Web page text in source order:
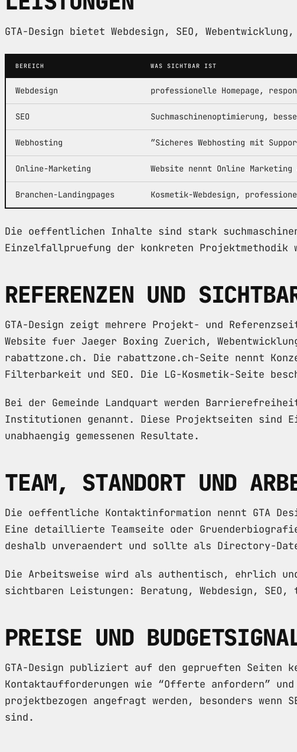
GTA-Design bietet Webdesign, SEO,
BEREICH WAS SICHTBAR IST
Webdesign professionelle Homepage,
SEO Suchmaschinenoptimierung,
Webhosting ”Sicheres Webhosting mit
Online-Marketing Website nennt Online Marketing
Branchen-Landingpages Kosmetik-Webdesign,
Die oeffentlichen Inhalte sind stark
Einzelfallpruefung der konkreten Projektmethodik
REFERENZEN UND
GTA-Design zeigt mehrere Projekt- und
Website fuer Jaeger Boxing Zuerich,
rabattzone.ch. Die rabattzone.ch-Seite nennt
Filterbarkeit und SEO. Die LG-Kosmetik-Seite
Bei der Gemeinde Landquart werden
Institutionen genannt. Diese Projektseiten sind
unabhaengig gemessenen Resultate.
TEAM, STANDORT UND
Die oeffentliche Kontaktinformation nennt GTA
Eine detaillierte Teamseite oder Gruenderbiografie
deshalb unveraendert und sollte als Directory-
Die Arbeitsweise wird als authentisch, ehrlich
sichtbaren Leistungen: Beratung, Webdesign, SEO,
PREISE UND
GTA-Design publiziert auf den geprueften Seiten
Kontaktaufforderungen wie “Offerte anfordern” und
projektbezogen angefragt werden, besonders
sind.